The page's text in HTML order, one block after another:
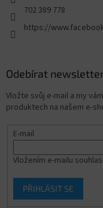
702 389 778
https://
Odebírat
Vložte svůj e-mail a my
produktech na našem e-
E-mail
Vložením e-mailu
PŘIHLÁSIT SE